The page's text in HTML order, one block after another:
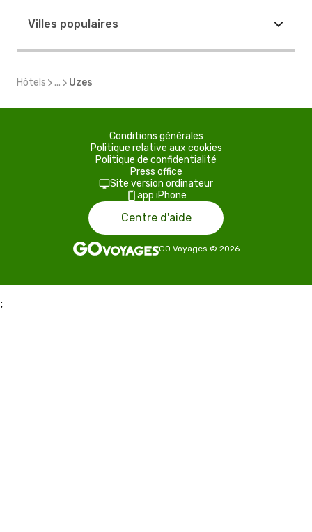
Villes populaires
Hôtels ... Uzes
Conditions générales
Politique relative aux cookies
Politique de confidentialité
Press office
Site version ordinateur
app iPhone
Centre d'aide
GO Voyages © 2026
;